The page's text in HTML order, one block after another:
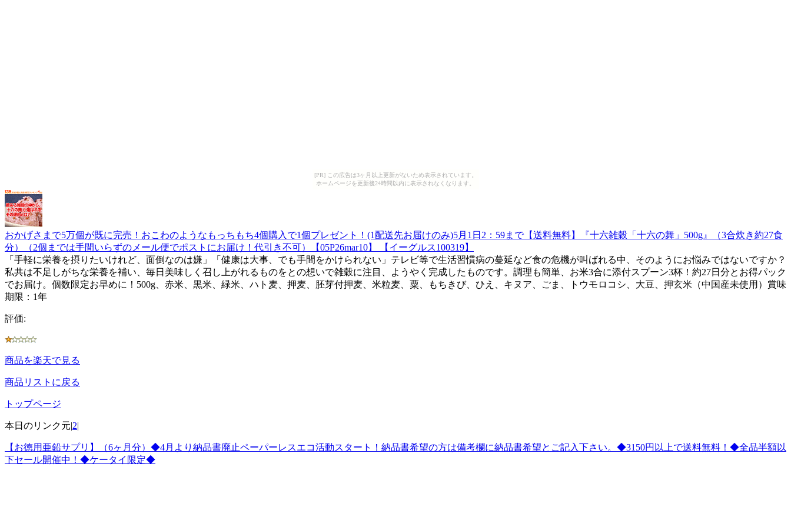
[PR] この広告は3ヶ月以上更新がないため表示されています。
ホームページを更新後24時間以内に表示されなくなります。
おかげさまで5万個が既に完売！おこわのようなもっちもち4個購入で1個プレゼント！(1配送先お届けのみ)5月1日2：59まで【送料無料】『十六雑穀「十六の舞」500g』（3合炊き約27食
分）（2個までは手間いらずのメール便でポストにお届け！代引き不可）【05P26mar10】 【イーグルス100319】
「手軽に栄養を摂りたいけれど、面倒なのは嫌」「健康は大事、でも手間をかけられない」テレビ等で生活習慣病の蔓延など食の危機が叫ばれる中、そのようにお悩みではないですか？
私共は不足しがちな栄養を補い、毎日美味しく召し上がれるものをとの想いで雑穀に注目、ようやく完成したものです。調理も簡単、お米3合に添付スプーン3杯！約27日分とお得パック
でお届け。個数限定お早めに！500g、赤米、黒米、緑米、ハト麦、押麦、胚芽付押麦、米粒麦、粟、もちきび、ひえ、キヌア、ごま、トウモロコシ、大豆、押玄米（中国産未使用）賞味
期限：1年
評価:
商品を楽天で見る
商品リストに戻る
トップページ
本日のリンク元|2|
【お徳用亜鉛サプリ】（6ヶ月分）◆4月より納品書廃止ペーパーレスエコ活動スタート！納品書希望の方は備考欄に納品書希望とご記入下さい。◆3150円以上で送料無料！◆全品半額以
下セール開催中！◆ケータイ限定◆